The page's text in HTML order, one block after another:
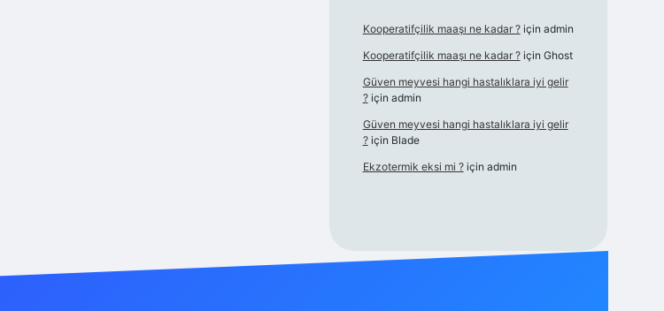
Kooperatifçilik maaşı ne kadar ?için admin
Kooperatifçilik maaşı ne kadar ?için Ghost
Güven meyvesi hangi hastalıklara iyi gelir
?için admin
Güven meyvesi hangi hastalıklara iyi gelir
?için Blade
Ekzotermik eksi mi ?için admin